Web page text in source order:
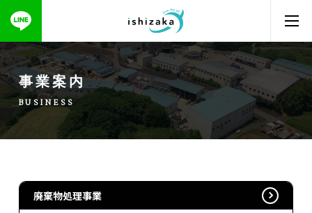
事業案内
BUSINESS
廃棄物処理事業